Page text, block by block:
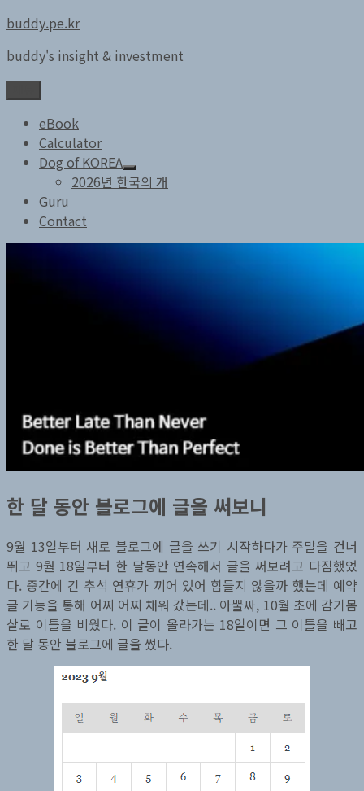
콘
츠
로
바
buddy.pe.kr
buddy's insight & investment
eBook
Calculator
Dog of KOREA
하
위
장
2026년 한국의 개
Guru
Contact
한 달 동안 블로그에 글을 써보니
9월 13일부터 새로 블로그에 글을 쓰기 시작하다가 주말을 건너
뛰고 9월 18일부터 한 달동안 연속해서 글을 써보려고 다짐했었
다. 중간에 긴 추석 연휴가 끼어 있어 힘들지 않을까 했는데 예약
글 기능을 통해 어찌 어찌 채워 갔는데.. 아뿔싸, 10월 초에 감기몸
살로 이틀을 비웠다. 이 글이 올라가는 18일이면 그 이틀을 빼고
한 달 동안 블로그에 글을 썼다.